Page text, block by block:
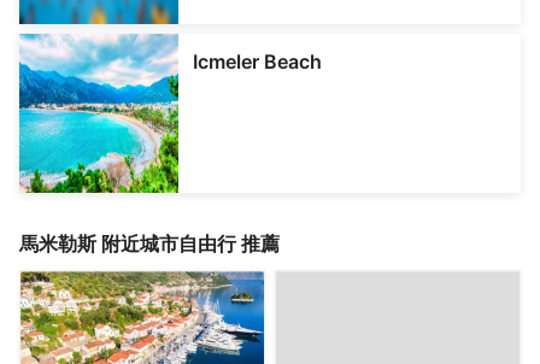
Icmeler Beach
馬米勒斯附近城市自由行 推薦